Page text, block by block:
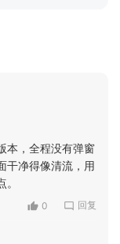
本，全程没有弹窗
干净得像清流，用
0 回复